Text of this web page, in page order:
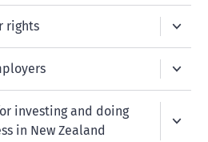
rights
investing and doing
in New Zealand